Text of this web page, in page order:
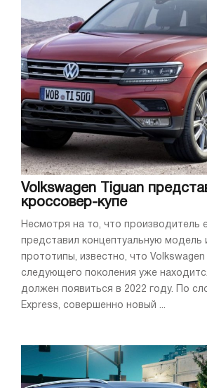
Volkswagen Tiguan
кроссовер-купе
Несмотря на то, что производитель
представил концептуальную модель
прототипы, известно, что Volkswagen
следующего поколения уже
должен появиться в 2022 году. По
Express, совершенно новый ...